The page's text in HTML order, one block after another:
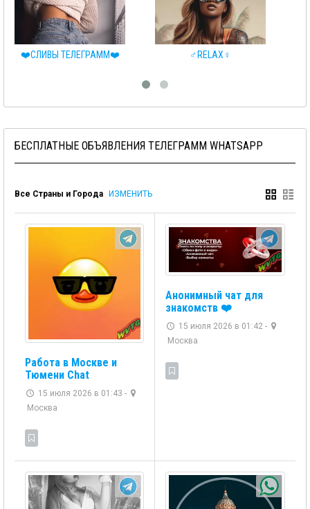
♂️RELAX♀️ 3IKS
БЕСПЛАТНЫЕ ОБЪЯВЛЕНИЯ ТЕЛЕГРАММ WHATSAPP
Все Страны и Города ИЗМЕНИТЬ
Работа в Москве и
Тюмени Chat
15 июля 2026 в 01:43 -
Москва
Анонимный чат для
знакомств ❤️‍
15 июля 2026 в 01:42 -
Москва